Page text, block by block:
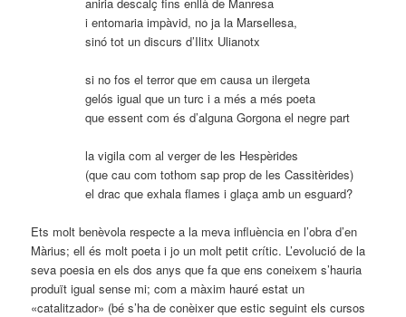
i entomaria impàvid, no ja la Marsellesa,
sinó tot un discurs d’Ilitx Ulianotx
si no fos el terror que em causa un ilergeta
gelós igual que un turc i a més a més poeta
que essent com és d’alguna Gorgona el negre part
la vigila com al verger de les Hespèrides
(que cau com tothom sap prop de les Cassitèrides)
el drac que exhala flames i glaça amb un esguard?
Ets molt benèvola respecte a la meva influència en l’obra d’en
Màrius; ell és molt poeta i jo un molt petit crític. L’evolució de la
seva poesia en els dos anys que fa que ens coneixem s’hauria
produït igual sense mi; com a màxim hauré estat un
«catalitzador» (bé s’ha de conèixer que estic seguint els cursos